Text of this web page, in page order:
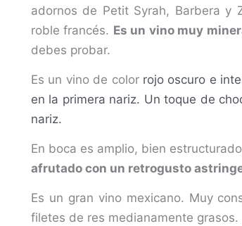
adornos de Petit Syrah, Barbera y
roble francés. Es un vino muy
debes probar.
Es un vino de color rojo oscuro e
en la primera nariz. Un toque de
nariz.
En boca es amplio, bien
afrutado con un retrogusto
Es un gran vino mexicano. Muy
filetes de res medianamente grasos.